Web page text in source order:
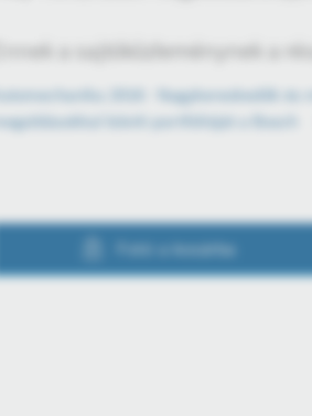
Ennek a sajtóközleménynek a
Automechanika 2016 - Nagykereskedők
megoldásokkal bővíti portfólióját a Bosch
Fotó a kosárba